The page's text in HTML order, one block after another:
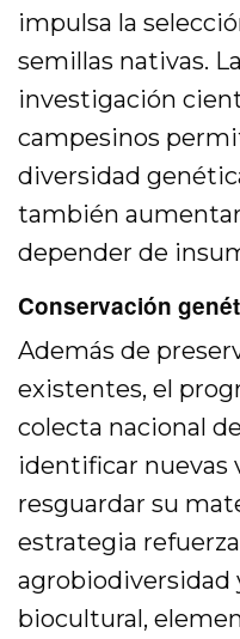
impulsa la
semillas nativas.
investigación
campesinos
diversidad
también
depender de
Conservación
Además de
existentes, el
colecta nacional
identificar nuevas
resguardar su
estrategia
biocultural,